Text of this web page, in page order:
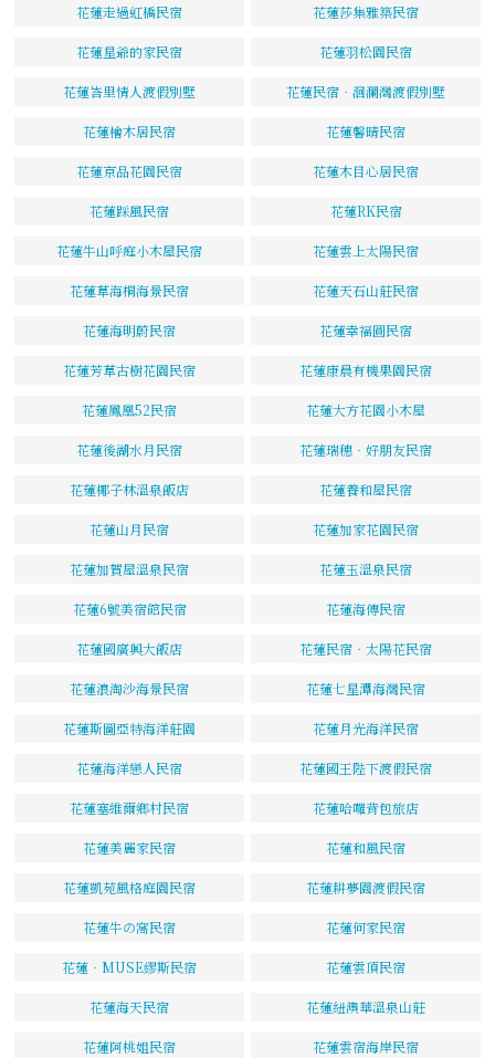
花蓮走過虹橋民宿 花蓮莎集雅築民宿
花蓮星爺的家民宿 花蓮羽松園民宿
花蓮峇里情人渡假別墅 花蓮民宿‧洄瀾灣渡假別墅
花蓮檜木居民宿 花蓮馨晴民宿
花蓮京品花園民宿 花蓮木目心居民宿
花蓮踩風民宿 花蓮RK民宿
花蓮牛山呼庭小木屋民宿 花蓮雲上太陽民宿
花蓮草海桐海景民宿 花蓮天石山莊民宿
花蓮海明蔚民宿 花蓮幸福圓民宿
花蓮芳草古樹花園民宿 花蓮康晨有機果園民宿
花蓮鳳凰52民宿 花蓮大方花園小木屋
花蓮後湖水月民宿 花蓮瑞穗‧好朋友民宿
花蓮椰子林溫泉飯店 花蓮養和屋民宿
花蓮山月民宿 花蓮加家花園民宿
花蓮加賀屋溫泉民宿 花蓮玉溫泉民宿
花蓮6號美宿館民宿 花蓮海傳民宿
花蓮國廣興大飯店 花蓮民宿‧太陽花民宿
花蓮浪淘沙海景民宿 花蓮七星潭海灣民宿
花蓮斯圖亞特海洋莊園 花蓮月光海洋民宿
花蓮海洋戀人民宿 花蓮國王陛下渡假民宿
花蓮塞維爾鄉村民宿 花蓮哈囉背包旅店
花蓮美麗家民宿 花蓮和風民宿
花蓮凱苑風格庭園民宿 花蓮耕夢園渡假民宿
花蓮牛の窩民宿 花蓮何家民宿
花蓮‧MUSE繆斯民宿 花蓮雲頂民宿
花蓮海天民宿 花蓮紐澳華溫泉山莊
花蓮阿桃姐民宿 花蓮雲宿海岸民宿